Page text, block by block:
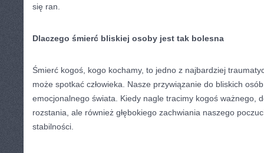
się ran.
Dlaczego śmierć bliskiej osoby jest tak bolesna
Śmierć kogoś, kogo kochamy, to jedno z najbardziej
może spotkać człowieka. Nasze przywiązanie do bliskich
emocjonalnego świata. Kiedy nagle tracimy kogoś ważnego,
rozstania, ale również głębokiego zachwiania naszego
stabilności.